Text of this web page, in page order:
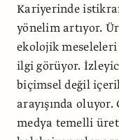
Kariyerinde
yönelim artıyor.
ekolojik
ilgi görüyor.
biçimsel değil
arayışında
medya temelli